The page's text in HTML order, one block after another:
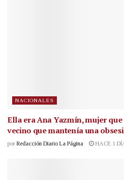
NACIONALES
Ella era Ana Yazmín, mujer
vecino que mantenía una
por Redacción Diario La Página HACE 1